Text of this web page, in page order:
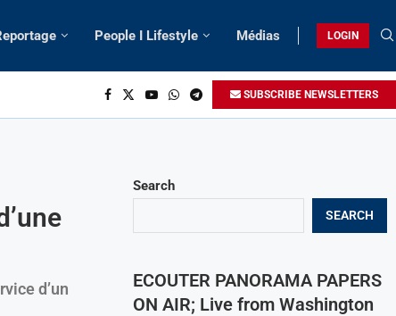
People I Lifestyle Médias LOGIN
SUBSCRIBE NEWSLETTERS
d’un
Search
SEARCH
ECOUTER PANORAMA PAPERS
ON AIR; Live from Washington